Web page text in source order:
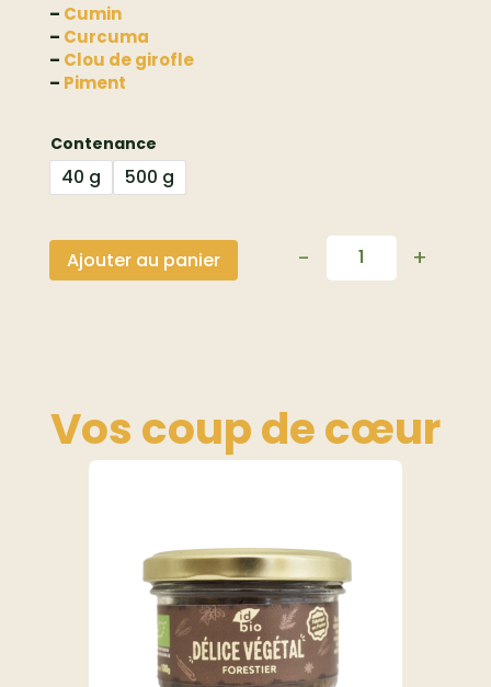
– Cumin
– Curcuma
– Clou de girofle
– Piment
Contenance
40 g 500 g
Quantité
- +
Ajouter au panier
Vos coup decœur